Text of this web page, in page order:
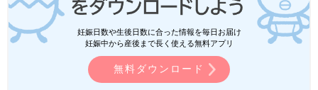
妊娠日数や生後日数に合った情報を毎日お届け
妊娠中から産後まで長く使える無料アプリ
無料ダウンロード